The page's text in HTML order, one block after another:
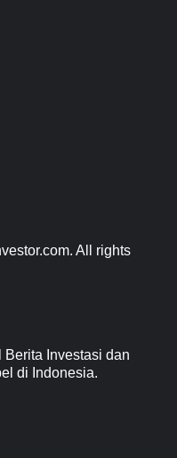
All rights
Berita Investasi dan
di Indonesia.